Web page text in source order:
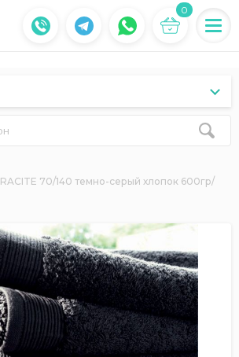
0
70/140 темно-серый хлопок 600гр/